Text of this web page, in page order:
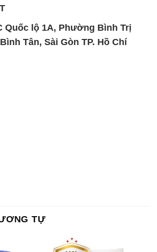
Quốc lộ 1A, Phường Bình Trị
Tân, Sài Gòn TP. Hồ Chí
TỰ